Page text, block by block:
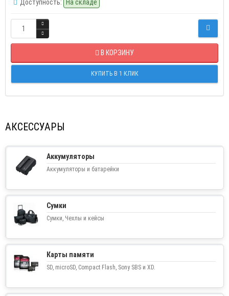
Доступность: На складе
В КОРЗИНУ
КУПИТЬ В 1 КЛИК
АКСЕССУАРЫ
Аккумуляторы
Аккумуляторы и батарейки
Сумки
Сумки, Чехлы и кейсы
Карты памяти
SD, microSD, Compact Flash, Sony SBS и XD.